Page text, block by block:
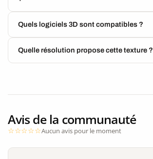
Quels logiciels 3D sont compatibles ?
Quelle résolution propose cette texture ?
Avis de la communauté
Aucun avis pour le moment